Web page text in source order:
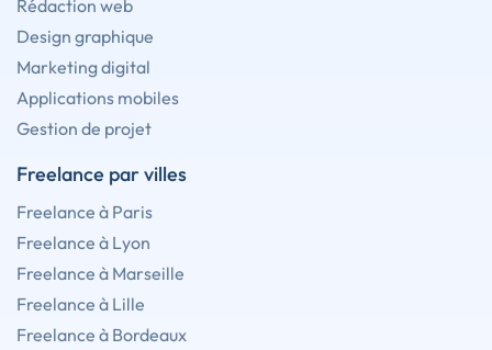
Rédaction web
Design graphique
Marketing digital
Applications mobiles
Gestion de projet
Freelance par villes
Freelance à Paris
Freelance à Lyon
Freelance à Marseille
Freelance à Lille
Freelance à Bordeaux